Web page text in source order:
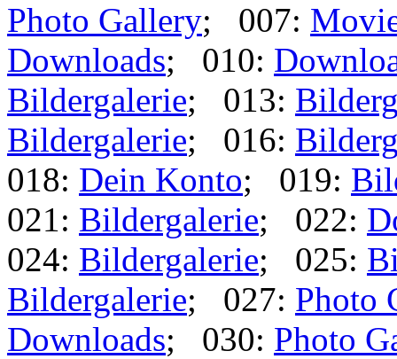
Photo Gallery; 007:
Downloads; 010:
Bildergalerie; 013:
Bildergalerie; 016:
018: Dein Konto; 019:
021: Bildergalerie; 022:
024: Bildergalerie; 025:
Bildergalerie; 027: Photo
Downloads; 030: Photo